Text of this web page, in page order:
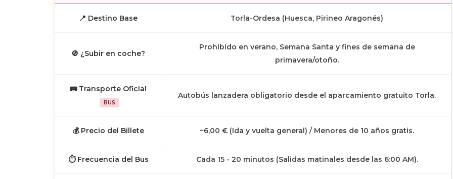
📍 Destino Base Torla-Ordesa (Huesca, Pirineo Aragonés)
🚫 ¿Subir en coche?
Prohibido en verano, Semana Santa y fines de semana de
primavera/otoño.
🚌 Transporte Oficial
BUS
Autobús lanzadera obligatorio desde el aparcamiento gratuito Torla.
💰 Precio del Billete ~6,00 € (Ida y vuelta general) / Menores de 10 años gratis.
⏱ Frecuencia del Bus Cada 15 - 20 minutos (Salidas matinales desde las 6:00 AM).